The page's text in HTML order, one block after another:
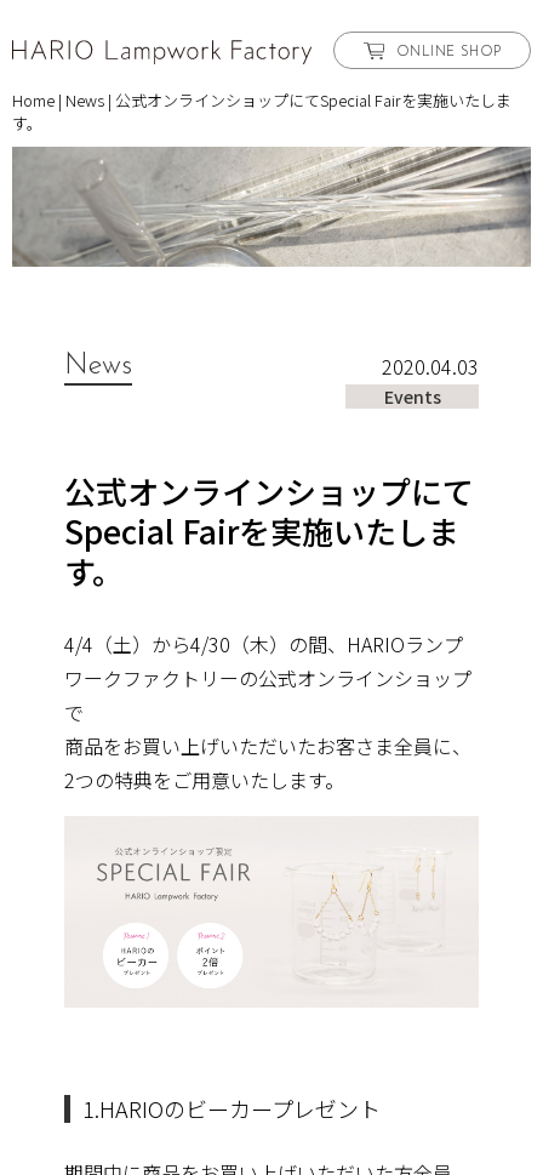
ONLINE SHOP
Home | News | 公式オンラインショップにてSpecial Fairを実施いたしま
す。
News 2020.04.03
Events
公式オンラインショップにて
Special Fairを実施いたしま
す。
4/4（土）から4/30（木）の間、 HARIOランプ
ワークファクトリーの公式オンラインショップ
で
商品をお買い上げいただいたお客さま全員に、
2つの特典をご用意いたします。
1.HARIOのビーカープレゼント